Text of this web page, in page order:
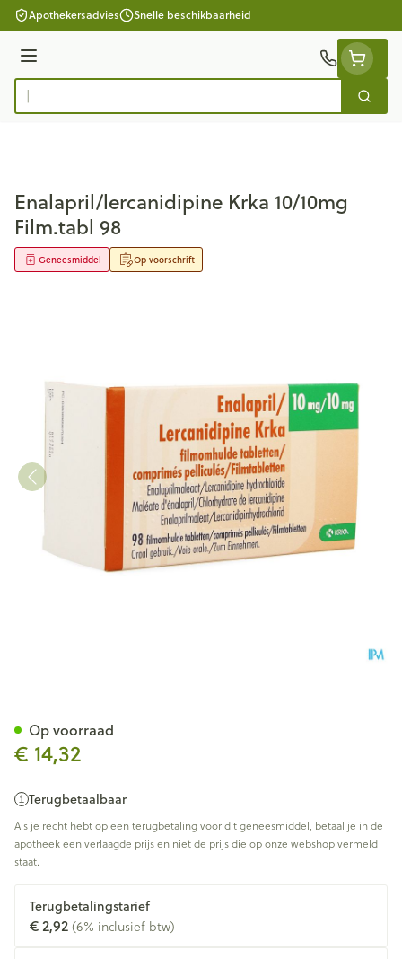
Ga naar de inhoud
Apothekersadvies Snelle beschikbaarheid
Menu
Product, merk, categorie...
Zoek
Enalapril/lercanidipine Krka 10/10mg
Film.tabl 98
Op voorschrift
Geneesmiddel
€ 14,32
Terugbetaalbaar
Als je recht hebt op een terugbetaling voor dit geneesmiddel, betaal je in de
apotheek een verlaagde prijs en niet de prijs die op onze webshop vermeld
staat.
Terugbetalingstarief
€ 2,92(6% inclusief btw)
Op voorraad